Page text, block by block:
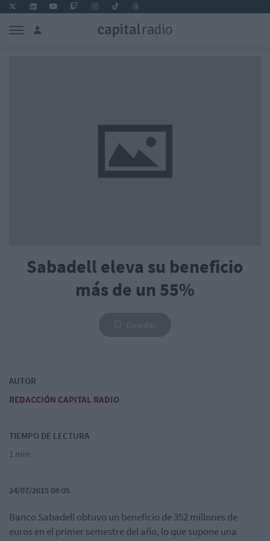
Sabadell eleva su beneficio
más de un 55%
AUTOR
REDACCIÓN CAPITAL RADIO
TIEMPO DE LECTURA
1 min
24/07/2015 08:05
Banco Sabadell obtuvo un beneficio de 352 millones de
euros en el primer semestre del año, lo que supone una